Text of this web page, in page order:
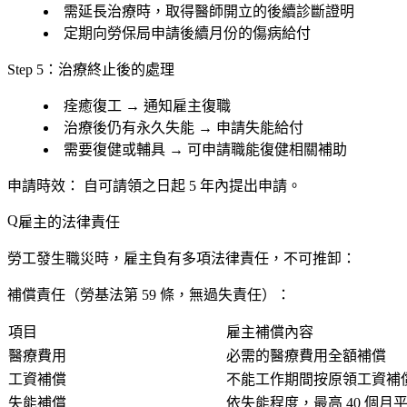
需延長治療時，取得醫師開立的後續診斷證明
定期向勞保局申請後續月份的傷病給付
Step 5：治療終止後的處理
痊癒復工 → 通知雇主復職
治療後仍有永久失能 → 申請失能給付
需要復健或輔具 → 可申請職能復健相關補助
申請時效： 自可請領之日起 5 年內提出申請。
雇主的法律責任
勞工發生職災時，雇主負有多項法律責任，不可推卸：
補償責任（勞基法第 59 條，無過失責任）：
項目
雇主補償內容
醫療費用
必需的醫療費用全額補償
工資補償
不能工作期間按原領工資補
失能補償
依失能程度，最高 40 個月